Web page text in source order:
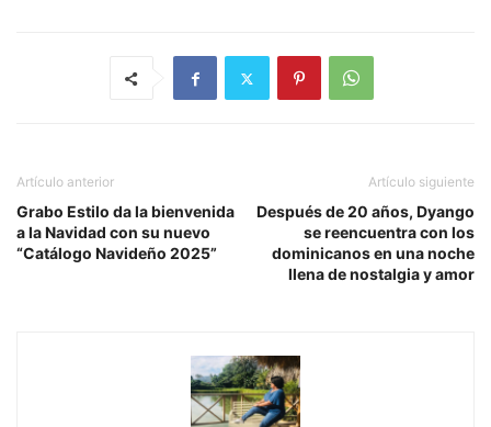
Artículo anterior
Grabo Estilo da la bienvenida
a la Navidad con su nuevo
“Catálogo Navideño 2025”
Artículo siguiente
Después de 20 años, Dyango
se reencuentra con los
dominicanos en una noche
llena de nostalgia y amor